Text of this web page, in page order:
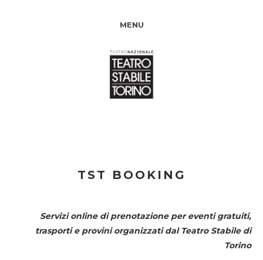
MENU
TST BOOKING
Servizi online di prenotazione per eventi gratuiti,
trasporti e provini organizzati dal Teatro Stabile di
Torino